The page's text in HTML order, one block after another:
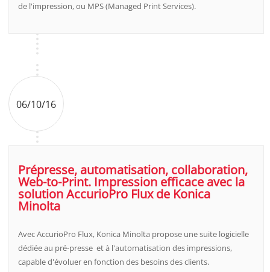
de l'impression, ou MPS (Managed Print Services).
06/10/16
Prépresse, automatisation, collaboration,
Web-to-Print. Impression efficace avec la
solution AccurioPro Flux de Konica
Minolta
Avec AccurioPro Flux, Konica Minolta propose une suite logicielle
dédiée au pré-presse et à l'automatisation des impressions,
capable d'évoluer en fonction des besoins des clients.